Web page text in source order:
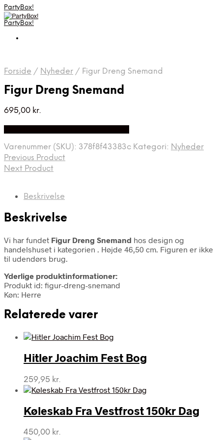
PartyBox!
PartyBox!
Forside / Nyheder / Figur Dreng Snemand
Figur Dreng Snemand
695,00 kr.
Varenummer (SKU): 378f8f43383c Kategori: Nyheder
Previous Product
Next Product
Beskrivelse
Beskrivelse
Vi har fundet Figur Dreng Snemand hos design og
handelshuset i kategorien . Højde 46,50 cm. Figuren er ikke
til udendørs brug.
Yderlige produktinformationer:
Produkt id: figur-dreng-snemand
Køn: Herre
Relaterede varer
Hitler Joachim Fest Bog
259,95 kr.
Køleskab Fra Vestfrost 150kr Dag
450,00 kr.